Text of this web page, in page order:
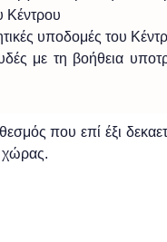
Κέντρου
υποδομές του
με τη βοήθεια
που επί έξι
χώρας.